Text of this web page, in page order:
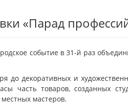
«Парад
событие в 31-й раз
до декоративных и
часть товаров, созданных
мастеров.